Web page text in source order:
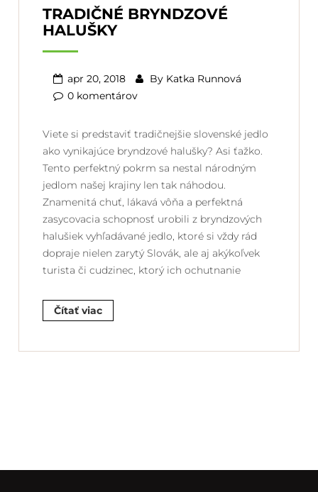
TRADIČNÉ BRYNDZOVÉ
HALUŠKY
apr 20, 2018 By Katka Runnová
0 komentárov
Viete si predstaviť tradičnejšie slovenské jedlo
ako vynikajúce bryndzové halušky? Asi ťažko.
Tento perfektný pokrm sa nestal národným
jedlom našej krajiny len tak náhodou.
Znamenitá chuť, lákavá vôňa a perfektná
zasycovacia schopnosť urobili z bryndzových
halušiek vyhľadávané jedlo, ktoré si vždy rád
dopraje nielen zarytý Slovák, ale aj akýkoľvek
turista či cudzinec, ktorý ich ochutnanie
Čítať viac